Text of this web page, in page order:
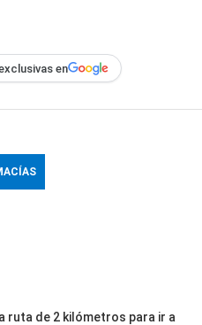
en
ruta de 2 kilómetros para ir a